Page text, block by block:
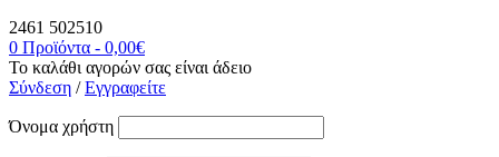
2461 502510
0 Προϊόντα - 0,00€
Το καλάθι αγορών σας είναι άδειο
Σύνδεση /Εγγραφείτε
Όνομα χρήστη